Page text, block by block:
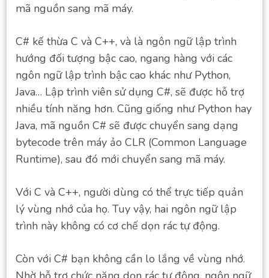
mã nguồn sang mã máy.
C# kế thừa C và C++, và là ngôn ngữ lập trình
hướng đối tượng bậc cao, ngang hàng với các
ngôn ngữ lập trình bậc cao khác như Python,
Java… Lập trình viên sử dụng C#, sẽ được hỗ trợ
nhiều tính năng hơn. Cũng giống như Python hay
Java, mã nguồn C# sẽ được chuyển sang dạng
bytecode trên máy ảo CLR (Common Language
Runtime), sau đó mới chuyển sang mã máy.
Với C và C++, người dùng có thể trực tiếp quản
lý vùng nhớ của họ. Tuy vậy, hai ngôn ngữ lập
trình này không có cơ chế dọn rác tự động.
Còn với C# bạn không cần lo lắng về vùng nhớ.